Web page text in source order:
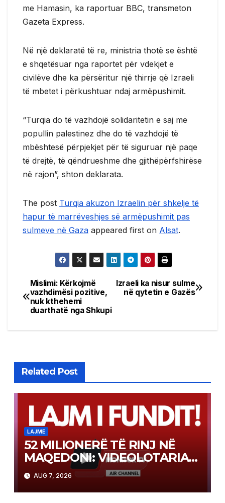
me Hamasin, ka raportuar BBC, transmeton
Gazeta Express.
Në një deklaratë të re, ministria thotë se është
e shqetësuar nga raportet për vdekjet e
civilëve dhe ka përsëritur një thirrje që Izraeli
të mbetet i përkushtuar ndaj armëpushimit.
“Turqia do të vazhdojë solidaritetin e saj me
popullin palestinez dhe do të vazhdojë të
mbështesë përpjekjet për të siguruar një paqe
të drejtë, të qëndrueshme dhe gjithëpërfshirëse
në rajon”, shton deklarata.
The post Turqia akuzon Izraelin për shkelje të
hapur të marrëveshjes së armëpushimit pas
sulmeve në Gaza appeared first on Alsat.
Post
navigation
Izraeli ka nisur sulme
në qytetin e Gazës
Mislimi: Kërkojmë
vazhdimësi pozitive,
nuk kthehemi
duarthatë nga Shkupi
Related Post
LAJME
52 MILIONERË TË RINJ NË
MAQEDONI: VIDEOLOTARIA
KASINOS AUSTRIA PAGOI MBI
2 MILIONË EURO PËR FITIME
NË FITIME XHEKPOT VLT
AUG 7, 2026